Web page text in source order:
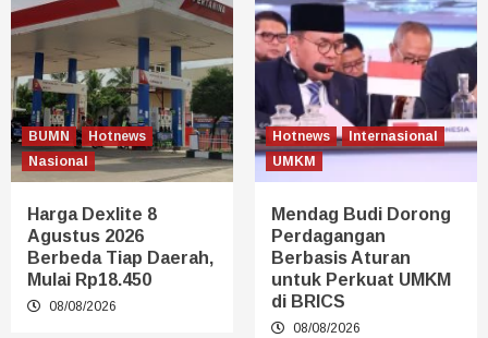
BUMN
Hotnews
Nasional
Harga Dexlite 8
Agustus 2026
Berbeda Tiap Daerah,
Mulai Rp18.450
08/08/2026
Hotnews
Internasional
UMKM
Mendag Budi Dorong
Perdagangan
Berbasis Aturan
untuk Perkuat UMKM
di BRICS
08/08/2026